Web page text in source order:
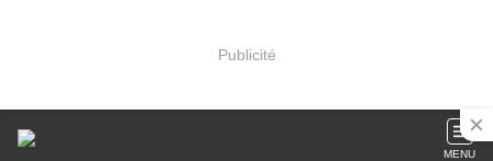
Publicité
MENU